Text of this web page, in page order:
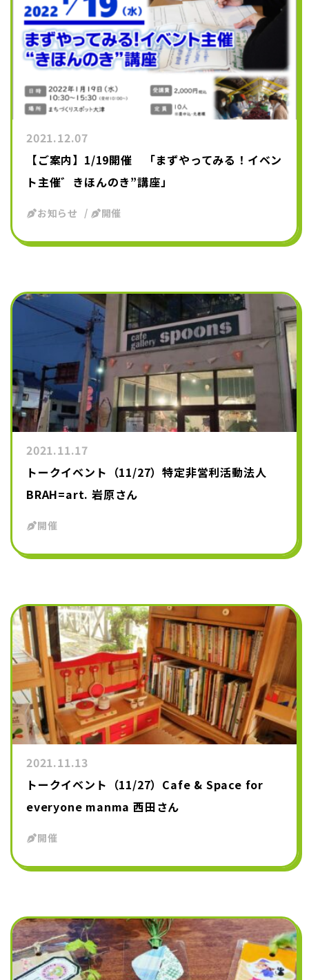
2021.12.07
【ご案内】1/19開催 「まずやってみる！イベン
ト主催゛きほんのき”講座」
お知らせ 開催
2021.11.17
トークイベント（11/27）特定非営利活動法人
BRAH=art. 岩原さん
開催
2021.11.13
トークイベント（11/27）Cafe & Space for
everyone manma 西田さん
開催